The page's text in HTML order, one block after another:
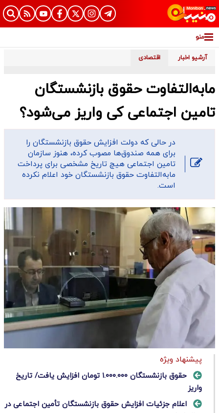
منو
آرشیو اخبار اقتصادی
​مابه‌التفاوت حقوق بازنشستگان
تامین اجتماعی کی واریز می‌شود؟
در حالی که دولت افزایش حقوق بازنشستگان را
برای همه صندوق‌ها مصوب کرده، هنوز سازمان
تامین اجتماعی هیچ تاریخ مشخصی برای پرداخت
مابه‌التفاوت حقوق بازنشستگان خود اعلام نکرده
است.
پیشنهاد ویژه
حقوق بازنشستگان ۱.۰۰۰.۰۰۰ تومان افزایش یافت/ تاریخ
واریز
اعلام جزئیات افزایش حقوق بازنشستگان تأمین اجتماعی در